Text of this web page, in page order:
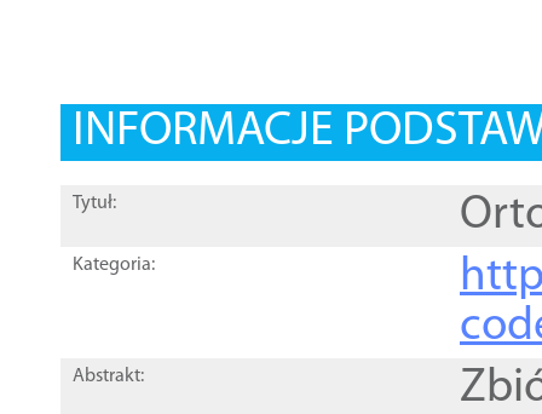
INFORMACJE
Tytuł:
Kategoria:
Abstrakt: